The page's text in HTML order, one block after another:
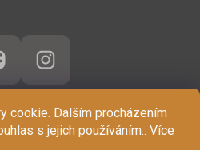
cookie. Dalším procházením
s jejich používáním.. Více